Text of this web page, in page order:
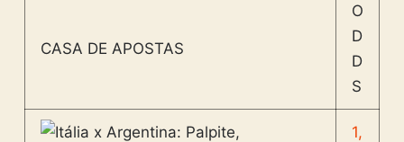
CASA DE APOSTAS
O
D
D
S
1,